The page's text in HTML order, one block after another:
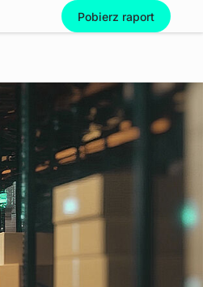
Pobierz raport